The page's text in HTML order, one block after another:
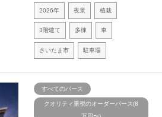
2026年 夜景 植栽
3階建て 多棟 車
さいたま市 駐車場
すべてのパース
クオリティ重視のオーダーパース(8